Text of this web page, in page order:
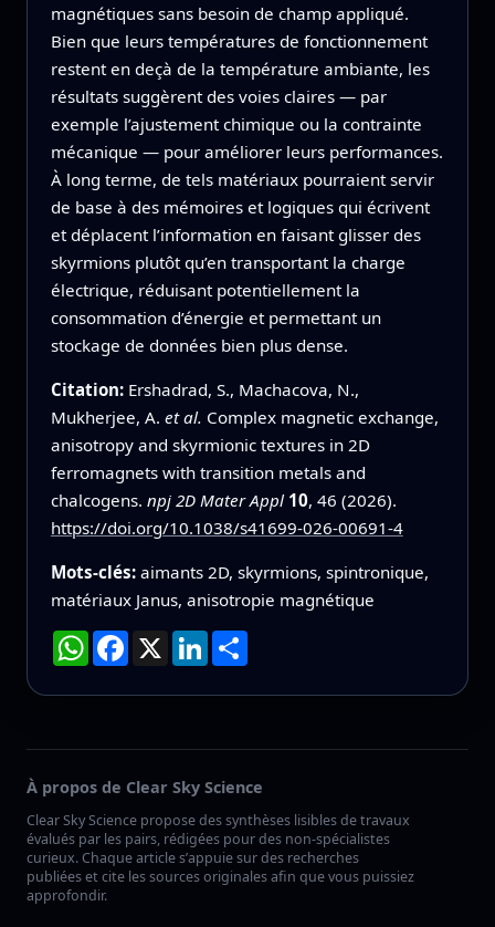
magnétiques sans besoin de champ appliqué.
Bien que leurs températures de fonctionnement
restent en deçà de la température ambiante, les
résultats suggèrent des voies claires — par
exemple l’ajustement chimique ou la contrainte
mécanique — pour améliorer leurs performances.
À long terme, de tels matériaux pourraient servir
de base à des mémoires et logiques qui écrivent
et déplacent l’information en faisant glisser des
skyrmions plutôt qu’en transportant la charge
électrique, réduisant potentiellement la
consommation d’énergie et permettant un
stockage de données bien plus dense.
Citation: Ershadrad, S., Machacova, N.,
Mukherjee, A. et al. Complex magnetic exchange,
anisotropy and skyrmionic textures in 2D
ferromagnets with transition metals and
chalcogens. npj 2D Mater Appl 10, 46 (2026).
https://doi.org/10.1038/s41699-026-00691-4
Mots-clés: aimants 2D, skyrmions, spintronique,
matériaux Janus, anisotropie magnétique
WhatsApp
Facebook
X LinkedInPartager
À propos de Clear Sky Science
Clear Sky Science propose des synthèses lisibles de travaux
évalués par les pairs, rédigées pour des non-spécialistes
curieux. Chaque article s’appuie sur des recherches
publiées et cite les sources originales afin que vous puissiez
approfondir.